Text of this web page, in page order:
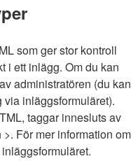
som ger stor kontroll
i ett inlägg. Om du kan
administratören (du kan
inläggsformuläret).
taggar innesluts av
För mer information om